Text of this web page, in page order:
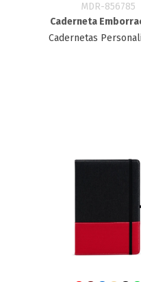
MDR-856785
Caderneta
Cadernetas